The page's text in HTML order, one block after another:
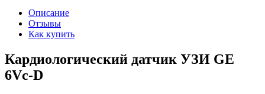
Описание
Отзывы
Как купить
Кардиологический датчик УЗИ GE
6Vc-D